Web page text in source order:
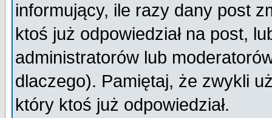
informujący, ile razy dany post
ktoś już odpowiedział na post,
administratorów lub
dlaczego). Pamiętaj, że zwykli
który ktoś już odpowiedział.